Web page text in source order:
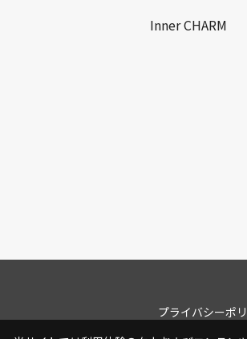
Inner CHARM
プライバシーポ